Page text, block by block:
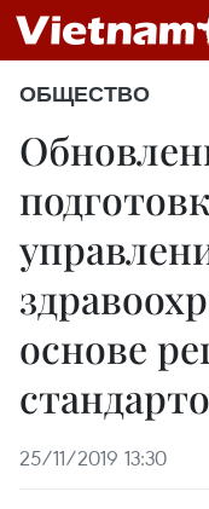
ОБЩЕСТВО
основе
25/11/2019 13:30